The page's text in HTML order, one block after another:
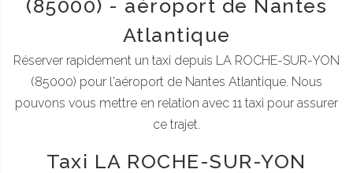
(85000) - aéroport de Nantes
Atlantique
Réserver rapidement un taxi depuis LA ROCHE-SUR-YON
(85000) pour l'aéroport de Nantes Atlantique. Nous
pouvons vous mettre en relation avec 11 taxi pour assurer
ce trajet.
Taxi LA ROCHE-SUR-YON